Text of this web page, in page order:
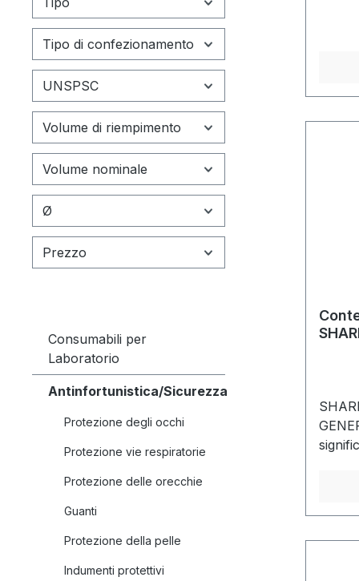
Tipo di confezionamento
UNSPSC
Volume di riempimento
Volume nominale
Ø
Prezzo
Consumabili per
Laboratorio
Antinfortunistica/Sicurezza
Protezione degli occhi
Protezione vie respiratorie
Protezione delle orecchie
Guanti
Protezione della pelle
Indumenti protettivi
taglio